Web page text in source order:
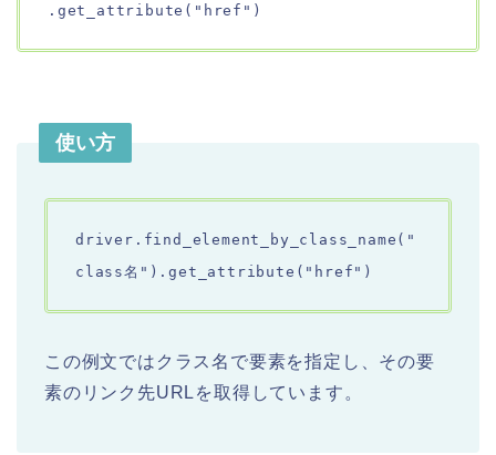
.get_attribute("href")
使い方
driver.find_element_by_class_name("
class名").get_attribute("href")
この例文ではクラス名で要素を指定し、その要
素のリンク先URLを取得しています。